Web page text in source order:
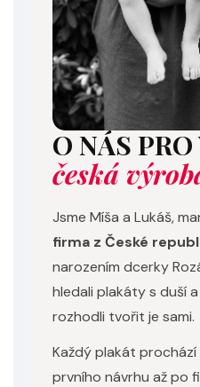
O NÁS PRO
česká
Jsme Míša a Lukáš,
firma z České
narozením dcerky
hledali plakáty s duší
rozhodli tvořit je sami.
Každý plakát
prvního návrhu až po